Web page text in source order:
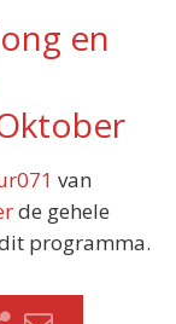
en
van
de gehele
programma.